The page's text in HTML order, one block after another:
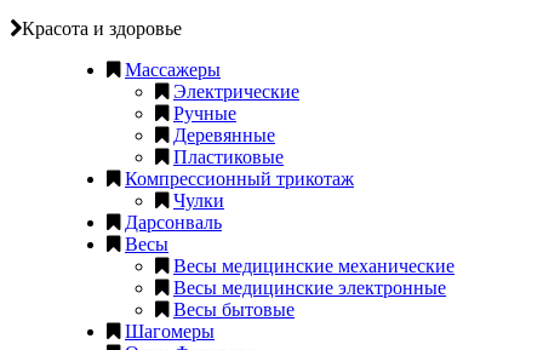
Красота и здоровье
Массажеры
Электрические
Ручные
Деревянные
Пластиковые
Компрессионный трикотаж
Чулки
Дарсонваль
Весы
Весы медицинские механические
Весы медицинские электронные
Весы бытовые
Шагомеры